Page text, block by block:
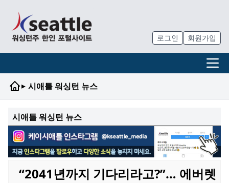
로그인 회원가입
▸ 시애틀 워싱턴 뉴스
시애틀 워싱턴 뉴스
“2041년까지 기다리라고?”… 에버렛